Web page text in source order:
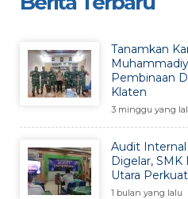
Tanamkan
Pembinaan
Klaten
3 minggu yang
Audit Internal
Digelar, SMK
Utara
1 bulan yang lalu